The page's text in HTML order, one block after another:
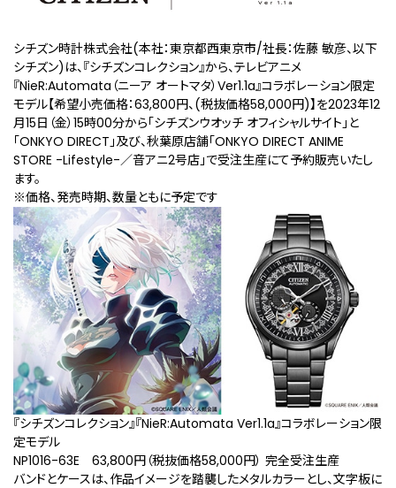
シチズン時計株式会社(本社：東京都西東京市/社長：佐藤 敏彦、以下
シチズン)は、『シチズンコレクション』から、テレビアニメ
『NieR:Automata（ニーア オートマタ）Ver1.1a』コラボレーション限定
モデル【希望小売価格：63,800円、(税抜価格58,000円)】を2023年12
⽉15⽇（金）15時00分から「シチズンウオッチ オフィシャルサイト」と
「ONKYO DIRECT」及び、秋葉原店舗「ONKYO DIRECT ANIME
STORE -Lifestyle-／音アニ2号店」で受注⽣産にて予約販売いたし
ます。
※価格、発売時期、数量ともに予定です
『シチズンコレクション』『NieR:Automata Ver1.1a』コラボレーション限
定モデル
NP1016-63E 63,800円（税抜価格58,000円） 完全受注生産
バンドとケースは、作品イメージを踏襲したメタルカラーとし、文字板に